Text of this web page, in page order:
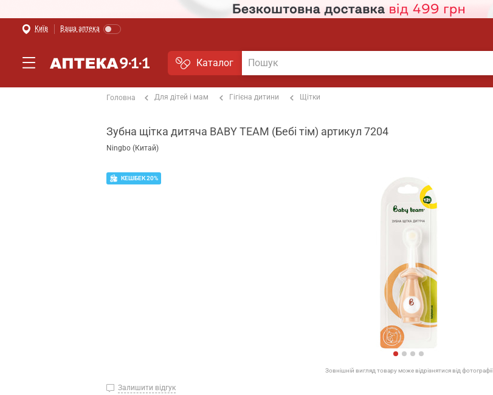
Київ Ваша аптека
Каталог
Головна Для дітей і мам Гігієна дитини Щітки
Зубна щітка дитяча BABY TEAM (Бебі тім) артикул 7204
Ningbo (Китай)
КЕШБЕК 20%
Зовнішній вигляд товару може відрізнятися від фотографії
Залишити відгук